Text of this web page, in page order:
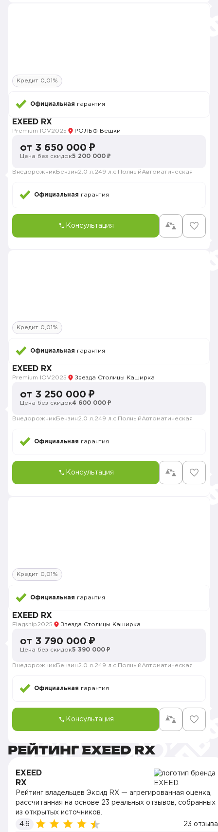
Кредит 0,01%
Официальная гарантия
EXEED RX
Premium IOV2025 РОЛЬФ Вешки
от 3 650 000 ₽
Цена без скидок5 200 000 ₽
Внедорожник Бензин2.0 л. 249 л.с. ПолныйАвтоматическая
Официальная гарантия
Консультация
Кредит 0,01%
Официальная гарантия
EXEED RX
Premium IOV2025 Звезда Столицы Каширка
от 3 250 000 ₽
Цена без скидок4 600 000 ₽
Внедорожник Бензин2.0 л. 249 л.с. ПолныйАвтоматическая
Официальная гарантия
Консультация
Кредит 0,01%
Официальная гарантия
EXEED RX
Flagship2025 Звезда Столицы Каширка
от 3 790 000 ₽
Цена без скидок5 390 000 ₽
Внедорожник Бензин2.0 л. 249 л.с. ПолныйАвтоматическая
Официальная гарантия
Консультация
РЕЙТИНГ EXEED RX
EXEED
RX
Рейтинг владельцев Эксид RX — агрегированная оценка,
рассчитанная на основе 23 реальных отзывов, собранных
из открытых источников.
4.6
23 отзыва